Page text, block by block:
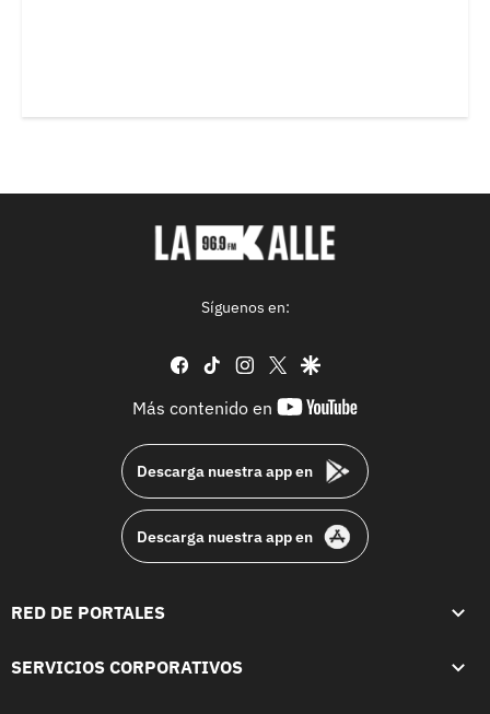
Síguenos en:
facebook
tiktok instagram
twittergoogle
Más contenido en
youtube-
Descarga nuestra app en
Descarga nuestra app en
RED DE PORTALES
SERVICIOS CORPORATIVOS